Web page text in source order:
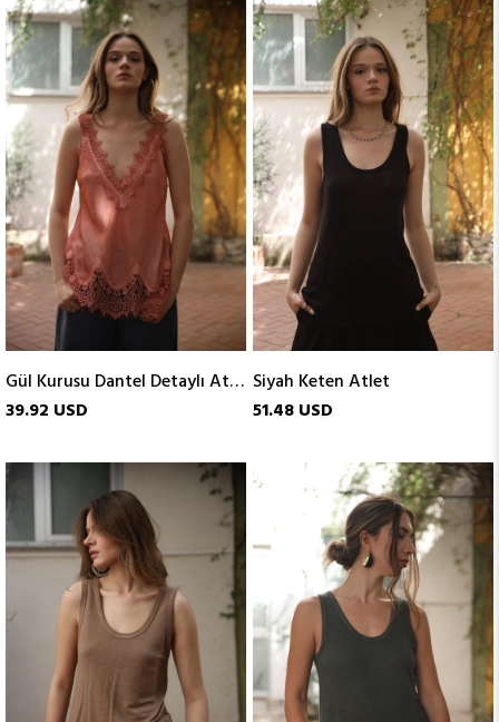
Gül Kurusu Dantel Detaylı Atlet
39.92 USD
Siyah Keten Atlet
51.48 USD